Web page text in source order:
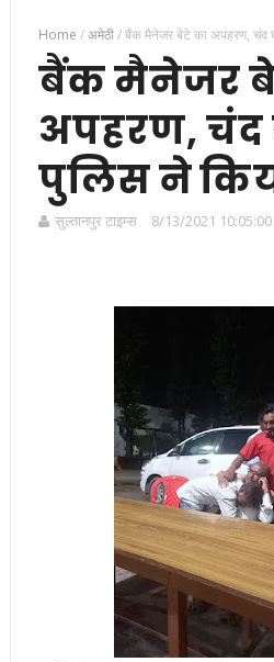
Home /अमेठी/बैंक मैनेजर बेटे का अपहरण, चंद
बैंक मैनेजर
अपहरण, चंद
पुलिस ने
सुल्तानपुर टाइम्स 8/13/2021